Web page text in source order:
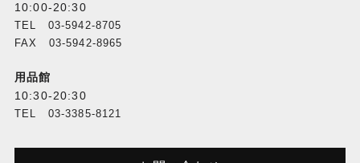
電子シャッター速度
8秒～1/8000秒
最大静止画サイズ
4000×3000pixel
10:00-20:30
TEL 03-5942-8705
FAX 03-5942-8965
用品館
10:30-20:30
TEL 03-3385-8121